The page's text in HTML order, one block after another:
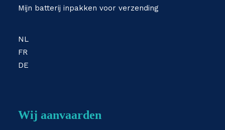
Mijn batterij inpakken voor verzending
NL
FR
DE
Wij aanvaarden